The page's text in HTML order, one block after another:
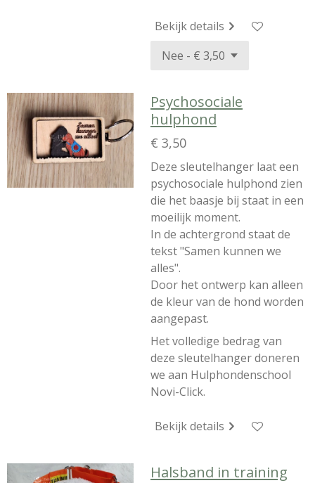
Bekijk details
Psychosociale
hulphond
€ 3,50
Deze sleutelhanger laat een
psychosociale hulphond zien
die het baasje bij staat in een
moeilijk moment.
In de achtergrond staat de
tekst "Samen kunnen we
alles".
Door het ontwerp kan alleen
de kleur van de hond worden
aangepast.
Het volledige bedrag van
deze sleutelhanger doneren
we aan Hulphondenschool
Novi-Click.
Bekijk details
Halsband in training